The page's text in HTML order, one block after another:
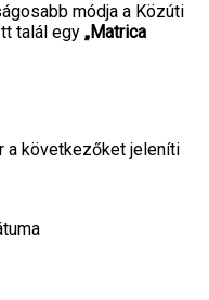
módja a Közúti
talál egy „Matrica
a következőket jeleníti